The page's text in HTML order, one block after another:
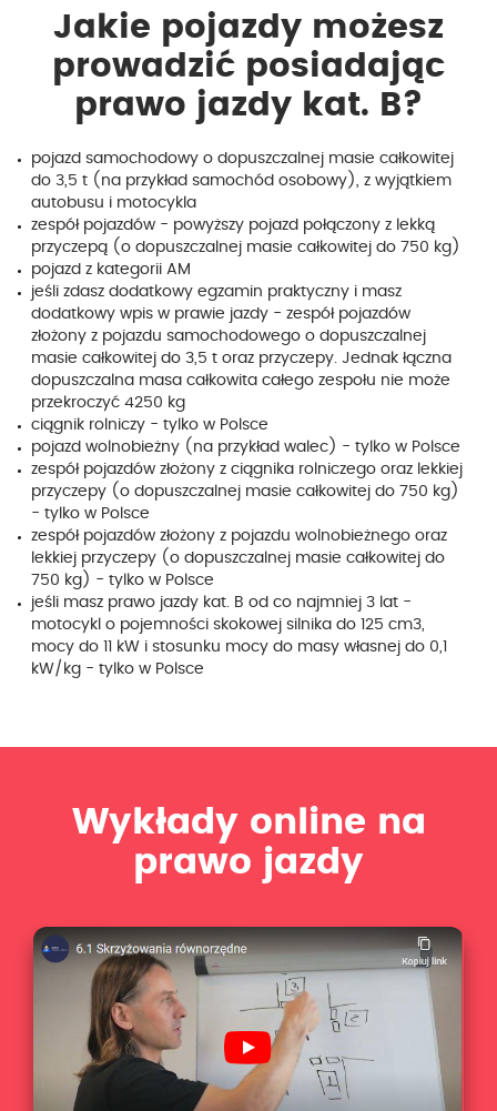
Jakie pojazdy możesz
prowadzić posiadając
prawo jazdy kat. B?
pojazd samochodowy o dopuszczalnej masie całkowitej
do 3,5 t (na przykład samochód osobowy), z wyjątkiem
autobusu i motocykla
zespół pojazdów - powyższy pojazd połączony z lekką
przyczepą (o dopuszczalnej masie całkowitej do 750 kg)
pojazd z kategorii AM
jeśli zdasz dodatkowy egzamin praktyczny i masz
dodatkowy wpis w prawie jazdy - zespół pojazdów
złożony z pojazdu samochodowego o dopuszczalnej
masie całkowitej do 3,5 t oraz przyczepy. Jednak łączna
dopuszczalna masa całkowita całego zespołu nie może
przekroczyć 4250 kg
ciągnik rolniczy - tylko w Polsce
pojazd wolnobieżny (na przykład walec) - tylko w Polsce
zespół pojazdów złożony z ciągnika rolniczego oraz lekkiej
przyczepy (o dopuszczalnej masie całkowitej do 750 kg)
- tylko w Polsce
zespół pojazdów złożony z pojazdu wolnobieżnego oraz
lekkiej przyczepy (o dopuszczalnej masie całkowitej do
750 kg) - tylko w Polsce
jeśli masz prawo jazdy kat. B od co najmniej 3 lat -
motocykl o pojemności skokowej silnika do 125 cm3,
mocy do 11 kW i stosunku mocy do masy własnej do 0,1
kW/kg - tylko w Polsce
Wykłady online na
prawo jazdy